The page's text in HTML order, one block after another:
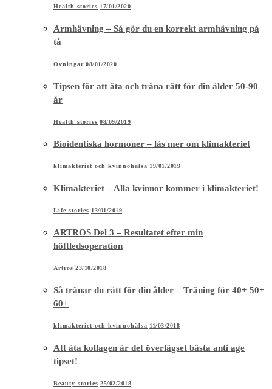
Health stories 17/01/2020
Armhävning – Så gör du en korrekt armhävning på
tå
Övningar 08/01/2020
Tipsen för att äta och träna rätt för din ålder 50-90
år
Health stories 08/09/2019
Bioidentiska hormoner – läs mer om klimakteriet
klimakteriet och kvinnohälsa 19/01/2019
Klimakteriet – Alla kvinnor kommer i klimakteriet!
Life stories 13/01/2019
ARTROS Del 3 – Resultatet efter min
höftledsoperation
Artros 23/10/2018
Så tränar du rätt för din ålder – Träning för 40+ 50+
60+
klimakteriet och kvinnohälsa 11/03/2018
Att äta kollagen är det överlägset bästa anti age
tipset!
Beauty stories 25/02/2018